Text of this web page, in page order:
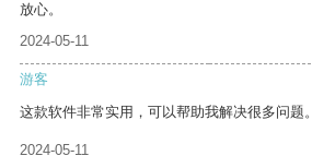
放心。
2024-05-11
游客
这款软件非常实用，可以帮助我解决很多问题。
2024-05-11